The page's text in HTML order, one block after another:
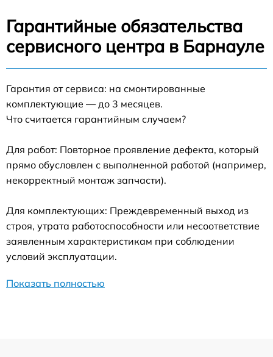
Гарантийные обязательства
сервисного центра в Барнауле
Гарантия от сервиса: на смонтированные
комплектующие — до 3 месяцев.
Что считается гарантийным случаем?
Для работ: Повторное проявление дефекта, который
прямо обусловлен с выполненной работой (например,
некорректный монтаж запчасти).
Для комплектующих: Преждевременный выход из
строя, утрата работоспособности или несоответствие
заявленным характеристикам при соблюдении
условий эксплуатации.
Показать полностью